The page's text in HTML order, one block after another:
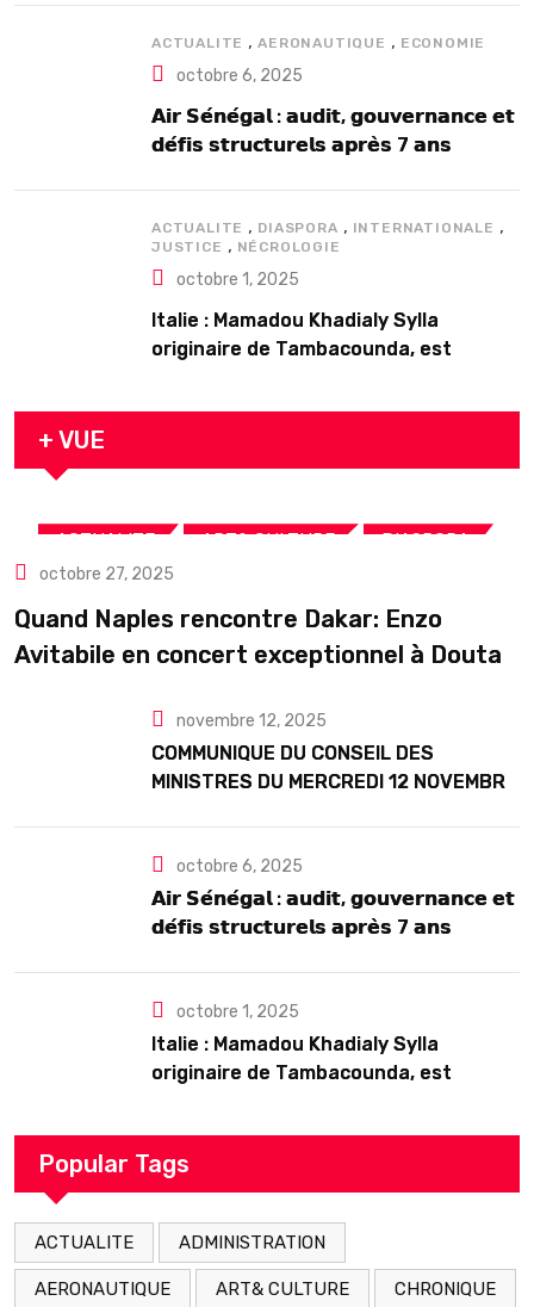
ACTUALITE ,AERONAUTIQUE , ECONOMIE
octobre 6, 2025
𝗔𝗶𝗿 𝗦𝗲́𝗻𝗲́𝗴𝗮𝗹 : 𝗮𝘂𝗱𝗶𝘁, 𝗴𝗼𝘂𝘃𝗲𝗿𝗻𝗮𝗻𝗰𝗲 𝗲𝘁
𝗱𝗲́𝗳𝗶𝘀 𝘀𝘁𝗿𝘂𝗰𝘁𝘂𝗿𝗲𝗹𝘀 𝗮𝗽𝗿𝗲̀𝘀 7 𝗮𝗻𝘀
ACTUALITE , DIASPORA , INTERNATIONALE ,
JUSTICE , NÉCROLOGIE
octobre 1, 2025
Italie : Mamadou Khadialy Sylla
originaire de Tambacounda, est
arrestation
+ VUE
ACTUALITE ART& CULTURE DIASPORA
TOURISME
octobre 27, 2025
Quand Naples rencontre Dakar: Enzo
Avitabile en concert exceptionnel à Douta
novembre 12, 2025
COMMUNIQUE DU CONSEIL DES
MINISTRES DU MERCREDI 12 NOVEMBRE
octobre 6, 2025
𝗔𝗶𝗿 𝗦𝗲́𝗻𝗲́𝗴𝗮𝗹 : 𝗮𝘂𝗱𝗶𝘁, 𝗴𝗼𝘂𝘃𝗲𝗿𝗻𝗮𝗻𝗰𝗲 𝗲𝘁
𝗱𝗲́𝗳𝗶𝘀 𝘀𝘁𝗿𝘂𝗰𝘁𝘂𝗿𝗲𝗹𝘀 𝗮𝗽𝗿𝗲̀𝘀 7 𝗮𝗻𝘀
octobre 1, 2025
Italie : Mamadou Khadialy Sylla
originaire de Tambacounda, est
arrestation
Popular Tags
ACTUALITE ADMINISTRATION
AERONAUTIQUE ART& CULTURE CHRONIQUE